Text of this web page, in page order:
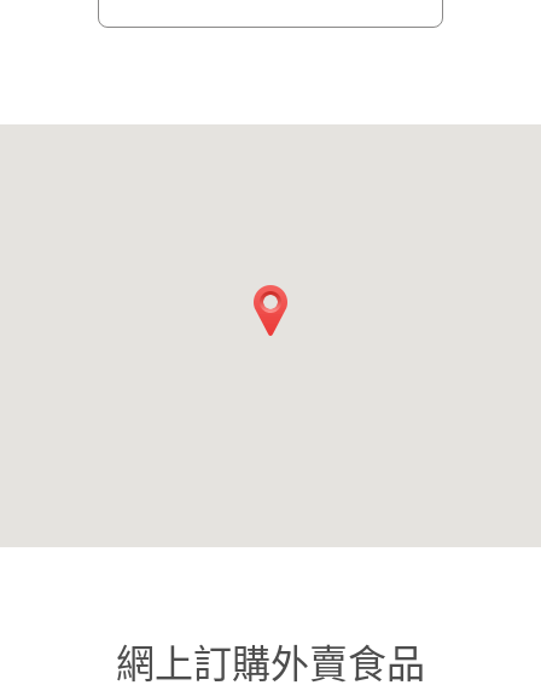
網上訂購外賣食品